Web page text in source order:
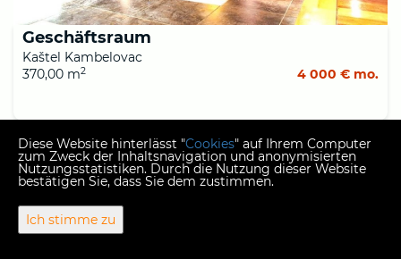
Geschäftsraum
Kaštel Kambelovac
370,00 m2 4 000 € mo.
1
Copyright © 2026 Plexus nekretnine
Fester Umrechnungskurs 1 EUR = 7,53450 HRK
Web Design & Powered by
Diese Website hinterlässt "Cookies" auf Ihrem Computer
zum Zweck der Inhaltsnavigation und anonymisierten
Nutzungsstatistiken. Durch die Nutzung dieser Website
bestätigen Sie, dass Sie dem zustimmen.
Ich stimme zu